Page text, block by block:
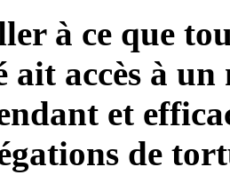
à ce que
ait accès à un
et
de